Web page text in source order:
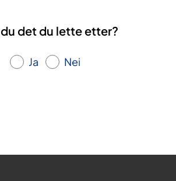
det du lette etter?
Ja Nei